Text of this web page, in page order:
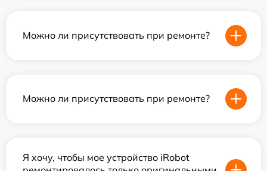
Можно ли присутствовать при ремонте?
Можно ли присутствовать при ремонте?
Я хочу, чтобы мое устройство iRobot